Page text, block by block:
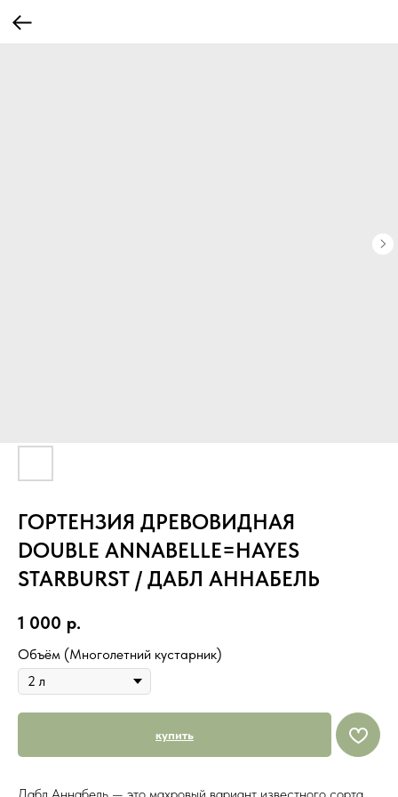
ГОРТЕНЗИЯ ДРЕВОВИДНАЯ
DOUBLE ANNABELLE=HAYES
STARBURST / ДАБЛ АННАБЕЛЬ
1 000 р.
Объём (Многолетний кустарник)
купить